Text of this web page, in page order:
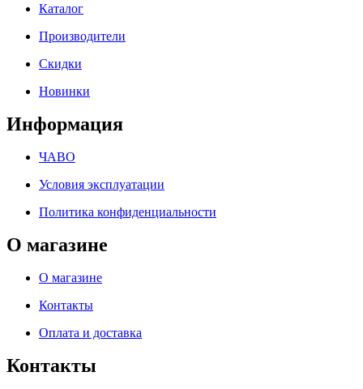
Каталог
Производители
Скидки
Новинки
Информация
ЧАВО
Условия эксплуатации
Политика конфиденциальности
О магазине
О магазине
Контакты
Оплата и доставка
Контакты